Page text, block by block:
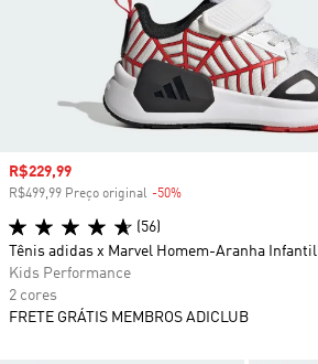
Preço com desconto
R$229,99
R$499,99 Preço original -50%
(56)
Tênis adidas x Marvel Homem-Aranha Infantil
Kids Performance
2 cores
FRETE GRÁTIS MEMBROS ADICLUB